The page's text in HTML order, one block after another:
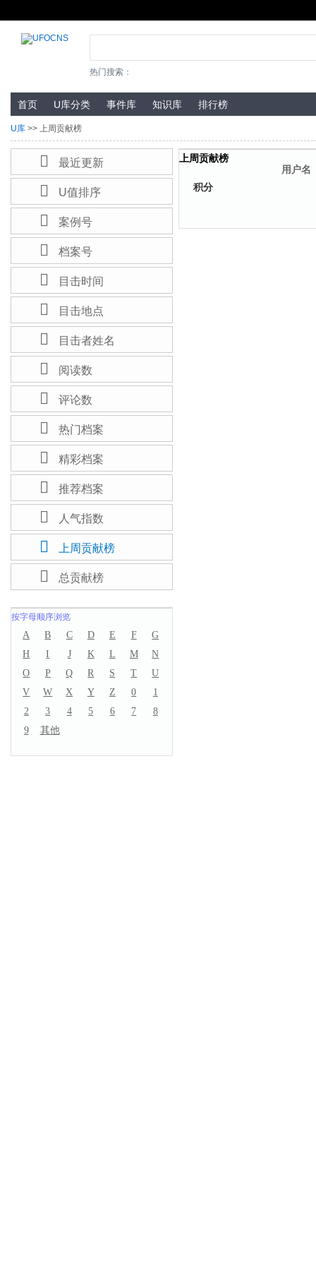
热门搜索：
首页 U库分类 事件库 知识库 排行榜
U库 >> 上周贡献榜
上周贡献榜
用户名
积分
 最近更新
 U值排序
 案例号
 档案号
 目击时间
 目击地点
 目击者姓名
 阅读数
 评论数
 热门档案
 精彩档案
 推荐档案
 人气指数
 上周贡献榜
 总贡献榜
按字母顺序浏览
A B C D E F
G
H
I J K L M
N
O
P Q R S T
U
V
W X Y Z 0
1
2
3 4 5 6 7
8
9
其他